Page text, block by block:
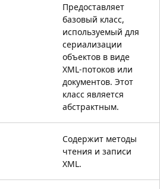
Предоставляет
базовый класс,
используемый для
сериализации
объектов в виде
XML-потоков или
документов. Этот
класс является
абстрактным.
Содержит методы
чтения и записи
XML.